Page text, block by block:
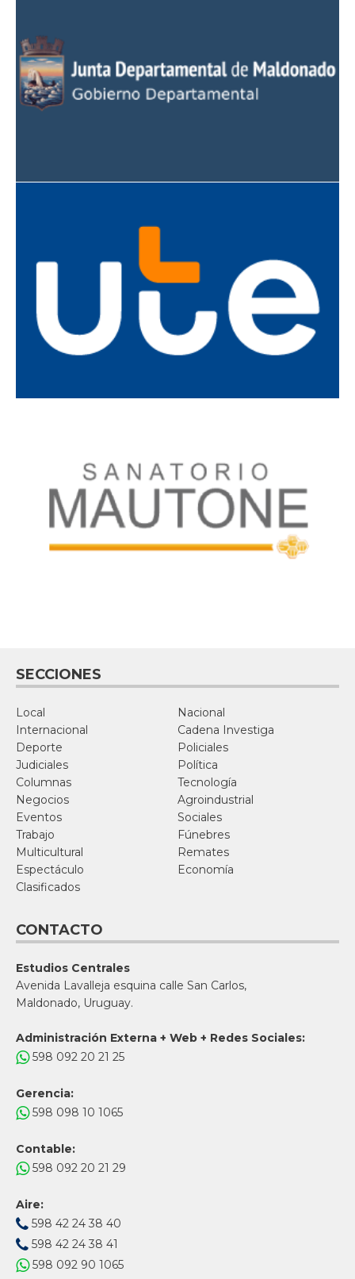
SECCIONES
Local
Nacional
Internacional
Cadena Investiga
Deporte
Policiales
Judiciales
Política
Columnas
Tecnología
Negocios
Agroindustrial
Eventos
Sociales
Trabajo
Fúnebres
Multicultural
Remates
Espectáculo
Economía
Clasificados
CONTACTO
Estudios Centrales
Avenida Lavalleja esquina calle San Carlos,
Maldonado, Uruguay.
Administración Externa + Web + Redes Sociales:
598 092 20 21 25
Gerencia:
598 098 10 1065
Contable:
598 092 20 21 29
Aire:
598 42 24 38 40
598 42 24 38 41
598 092 90 1065